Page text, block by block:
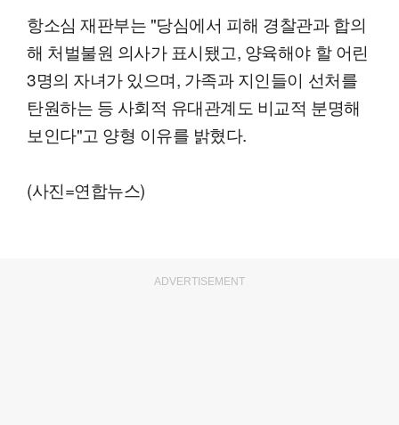
항소심 재판부는 "당심에서 피해 경찰관과 합의
해 처벌불원 의사가 표시됐고, 양육해야 할 어린
3명의 자녀가 있으며, 가족과 지인들이 선처를
탄원하는 등 사회적 유대관계도 비교적 분명해
보인다"고 양형 이유를 밝혔다.
(사진=연합뉴스)
ADVERTISEMENT